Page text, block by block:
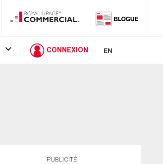
CONNEXION EN
PUBLICITÉ